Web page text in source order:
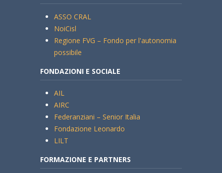
ASSO CRAL
NoiCisl
Regione FVG – Fondo per l'autonomia
possibile
FONDAZIONI E SOCIALE
AIL
AIRC
Federanziani – Senior Italia
Fondazione Leonardo
LILT
FORMAZIONE E PARTNERS